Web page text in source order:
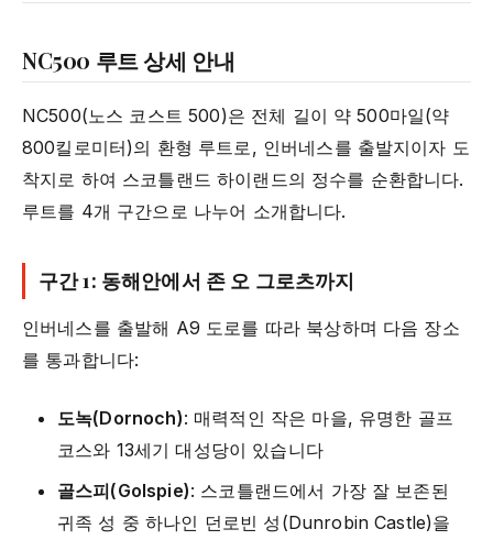
NC500 루트 상세 안내
NC500(노스 코스트 500)은 전체 길이 약 500마일(약
800킬로미터)의 환형 루트로, 인버네스를 출발지이자 도
착지로 하여 스코틀랜드 하이랜드의 정수를 순환합니다.
루트를 4개 구간으로 나누어 소개합니다.
구간 1: 동해안에서 존 오 그로츠까지
인버네스를 출발해 A9 도로를 따라 북상하며 다음 장소
를 통과합니다:
도녹(Dornoch): 매력적인 작은 마을, 유명한 골프
코스와 13세기 대성당이 있습니다
골스피(Golspie): 스코틀랜드에서 가장 잘 보존된
귀족 성 중 하나인 던로빈 성(Dunrobin Castle)을